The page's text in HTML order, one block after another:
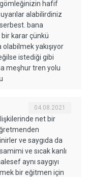
gömleğinizin hafif
alabilirdiniz
bana
karar çünkü
yakışıyor
istediği gibi
meşhur tren yolu
04.08.2021
net bir
ve saygıda da
ve sıcak kanlı
aynı saygıyı
bir eğitmen için